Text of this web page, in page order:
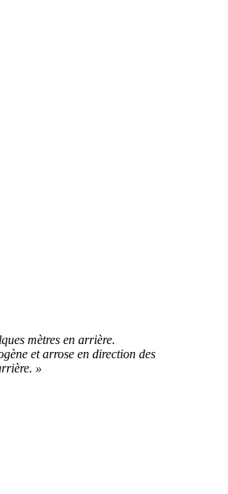
mètres en arrière.
et arrose en direction des
»